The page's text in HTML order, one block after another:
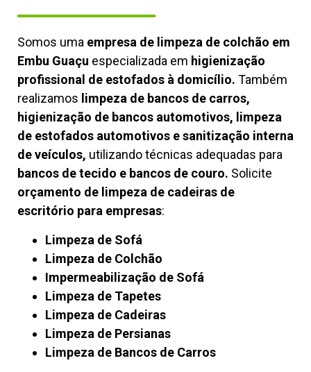
Somos uma empresa de limpeza de colchão em
Embu Guaçu especializada em higienização
profissional de estofados à domicílio. Também
realizamos limpeza de bancos de carros,
higienização de bancos automotivos, limpeza
de estofados automotivos e sanitização interna
de veículos, utilizando técnicas adequadas para
bancos de tecido e bancos de couro. Solicite
orçamento de limpeza de cadeiras de
escritório para empresas:
Limpeza de Sofá
Limpeza de Colchão
Impermeabilização de Sofá
Limpeza de Tapetes
Limpeza de Cadeiras
Limpeza de Persianas
Limpeza de Bancos de Carros